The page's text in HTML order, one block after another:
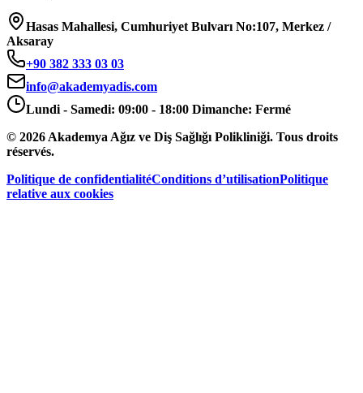
Hasas Mahallesi, Cumhuriyet Bulvarı No:107, Merkez /
Aksaray
+90 382 333 03 03
info@akademyadis.com
Lundi - Samedi: 09:00 - 18:00 Dimanche: Fermé
© 2026 Akademya Ağız ve Diş Sağlığı Polikliniği. Tous droits
réservés.
Politique de confidentialitéConditions d’utilisationPolitique
relative aux cookies